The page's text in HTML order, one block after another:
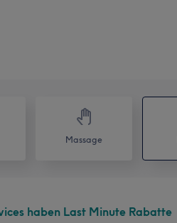
Massage
haben Last Minute Rabatte